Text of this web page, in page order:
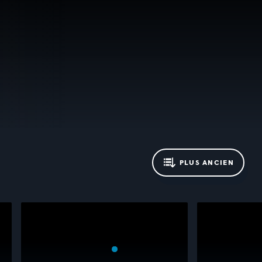
PLUS ANCIEN